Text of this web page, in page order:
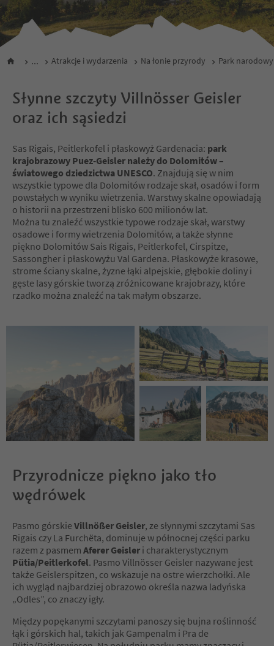
... Atrakcje i wydarzenia Na łonie przyrody Park
Słynne szczyty Villnösser Geisler
oraz ich sąsiedzi
Sas Rigais, Peitlerkofel i płaskowyż Gardenacia: park
krajobrazowy Puez-Geisler należy do Dolomitów –
światowego dziedzictwa UNESCO. Znajdują się w nim
wszystkie typowe dla Dolomitów rodzaje skał, osadów i form
powstałych w wyniku wietrzenia. Warstwy skalne opowiadają
o historii na przestrzeni blisko 600 milionów lat.
Można tu znaleźć wszystkie typowe rodzaje skał, warstwy
osadowe i formy wietrzenia Dolomitów, a także słynne
piękno Dolomitów Sais Rigais, Peitlerkofel, Cirspitze,
Sassongher i płaskowyżu Val Gardena. Płaskowyże krasowe,
strome ściany skalne, żyzne łąki alpejskie, głębokie doliny i
gęste lasy górskie tworzą zróżnicowane krajobrazy, które
rzadko można znaleźć na tak małym obszarze.
Przyrodnicze piękno jako tło
wędrówek
Pasmo górskie Villnößer Geisler, ze słynnymi szczytami Sas
Rigais czy La Furchëta, dominuje w północnej części parku
razem z pasmem Aferer Geisler i charakterystycznym
Pütia/Peitlerkofel. Pasmo Villnösser Geisler nazywane jest
także Geislerspitzen, co wskazuje na ostre wierzchołki. Ale
ich wygląd najbardziej obrazowo określa nazwa ladyńska
„Odles”, co znaczy igły.
Między popękanymi szczytami panoszy się bujna roślinność
łąk i górskich hal, takich jak Gampenalm i Pra de